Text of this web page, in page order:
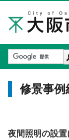
修景事例
夜間照明の設